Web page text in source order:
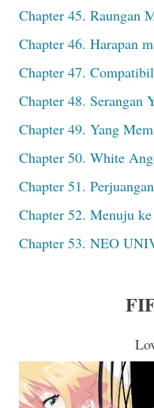
Chapter 45. Raungan
Chapter 46. Harapan
Chapter 47.
Chapter 48. Serangan
Chapter 49. Yang
Chapter 50. White
Chapter 51.
Chapter 52. Menuju
Chapter 53. NEO